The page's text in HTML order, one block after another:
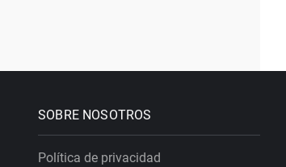
SOBRE NOSOTROS
Política de privacidad